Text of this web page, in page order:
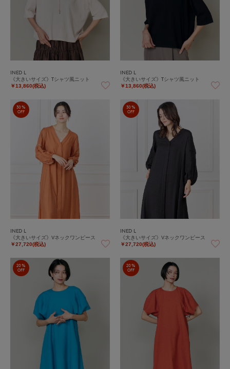
INED L
《大きいサイズ》Tシャツ風ニット
￥13,860(税込)
INED L
《大きいサイズ》Tシャツ風ニット
￥13,860(税込)
30%
OFF
INED L
《大きいサイズ》Vネックワンピース
￥27,720(税込)
30%
OFF
INED L
《大きいサイズ》Vネックワンピース
￥27,720(税込)
20%
OFF
20%
OFF